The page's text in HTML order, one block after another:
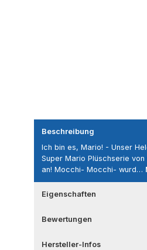
Beschreibung
Ich bin es, Mario! - Unser
Super Mario Plüschserie
an! Mocchi- Mocchi- wurd…
Eigenschaften
Bewertungen
Hersteller-Infos